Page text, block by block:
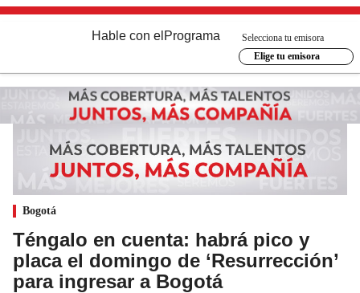
Hable con el Programa
Selecciona tu emisora
Elige tu emisora
Bogotá
Téngalo en cuenta: habrá pico y
placa el domingo de ‘Resurrección’
para ingresar a Bogotá